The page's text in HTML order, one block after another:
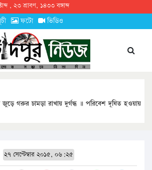
, ২৩ শ্রাবণ, ১৪৩৩ বঙ্গাব্দ
ফটো ভিডিও
জুড়ে গরুর চামড়া রাখায় দুর্গন্ধ ॥ পরিবেশ দূষিত হওয়ায়
২৭ সেপ্টেম্বার ২০১৫, ০৬:২৫